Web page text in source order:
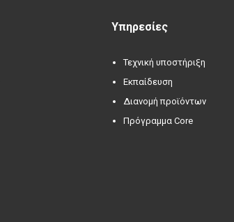
Υπηρεσίες
Τεχνική υποστήριξη
Εκπαίδευση
Διανομή προϊόντων
Πρόγραμμα Core